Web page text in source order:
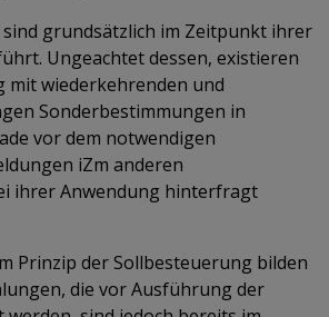
sind grundsätzlich im Zeitpunkt ihrer
Ungeachtet dessen, existieren
mit wiederkehrenden und
Sonderbestimmungen in
vor dem notwendigen
iZm anderen
ihrer Anwendung hinterfragt
Prinzip der Sollbesteuerung bilden
die vor Ausführung der